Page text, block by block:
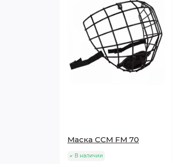
Маска CCM FM 70
В наличии